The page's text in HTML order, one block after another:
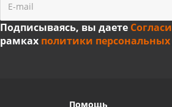
Подписываясь, вы даете
рамках политики
Помощь